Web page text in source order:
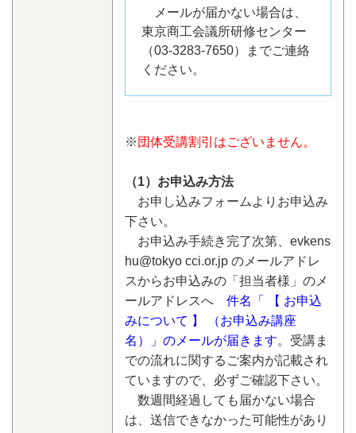
メールが届かない場合は、
東京商工会議所研修センター
（03-3283-7650）までご連絡
ください。
※ 団体受講割引はございません。
（1）お申込み方法
お申し込みフォームよりお申込み
下さい。
お申込み手続き完了次第、evkens
hu@tokyo cci.or.jp のメールアドレ
スからお申込みの「担当者様」のメ
ールアドレスへ 件名「 【 お申込
みについて 】 （お申込み講座
名）」のメールが届きます。受講ま
での流れに関するご案内が記載され
ていますので、必ずご確認下さい。
数週間経過しても届かない場合
は、送信できなかった可能性があり